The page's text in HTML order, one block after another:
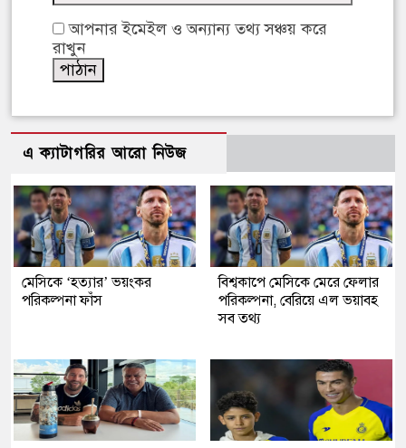
আপনার ইমেইল ও অন্যান্য তথ্য সঞ্চয় করে
রাখুন
এ ক্যাটাগরির আরো নিউজ
মেসিকে ‘হত্যার’ ভয়ংকর
পরিকল্পনা ফাঁস
বিশ্বকাপে মেসিকে মেরে ফেলার
পরিকল্পনা, বেরিয়ে এল ভয়াবহ
সব তথ্য